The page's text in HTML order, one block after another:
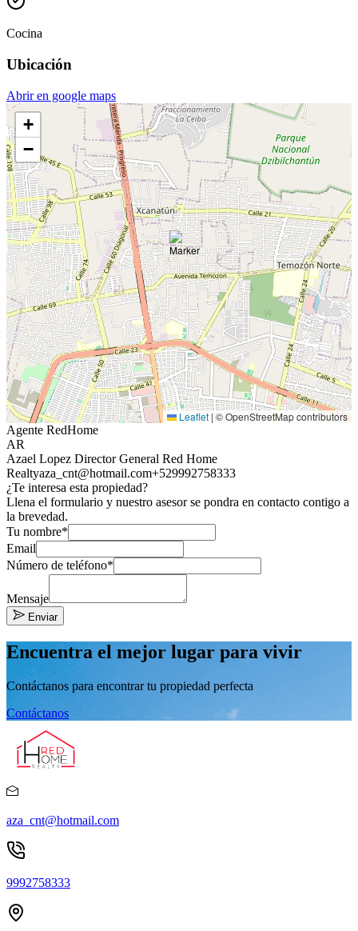
Cocina
Ubicación
Abrir en google maps
+
−
Leaflet | © OpenStreetMap contributors
Agente RedHome
AR
Azael Lopez Director General Red Home
Realtyaza_cnt@hotmail.com+529992758333
¿Te interesa esta propiedad?
Llena el formulario y nuestro asesor se pondra en contacto contigo a
la brevedad.
Tu nombre*
Email
Número de teléfono*
Mensaje
Enviar
Encuentra el mejor lugar para vivir
Contáctanos para encontrar tu propiedad perfecta
Contáctanos
aza_cnt@hotmail.com
9992758333